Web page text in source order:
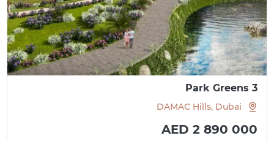
Park Greens 3
DAMAC Hills, Dubai
AED 2 890 000